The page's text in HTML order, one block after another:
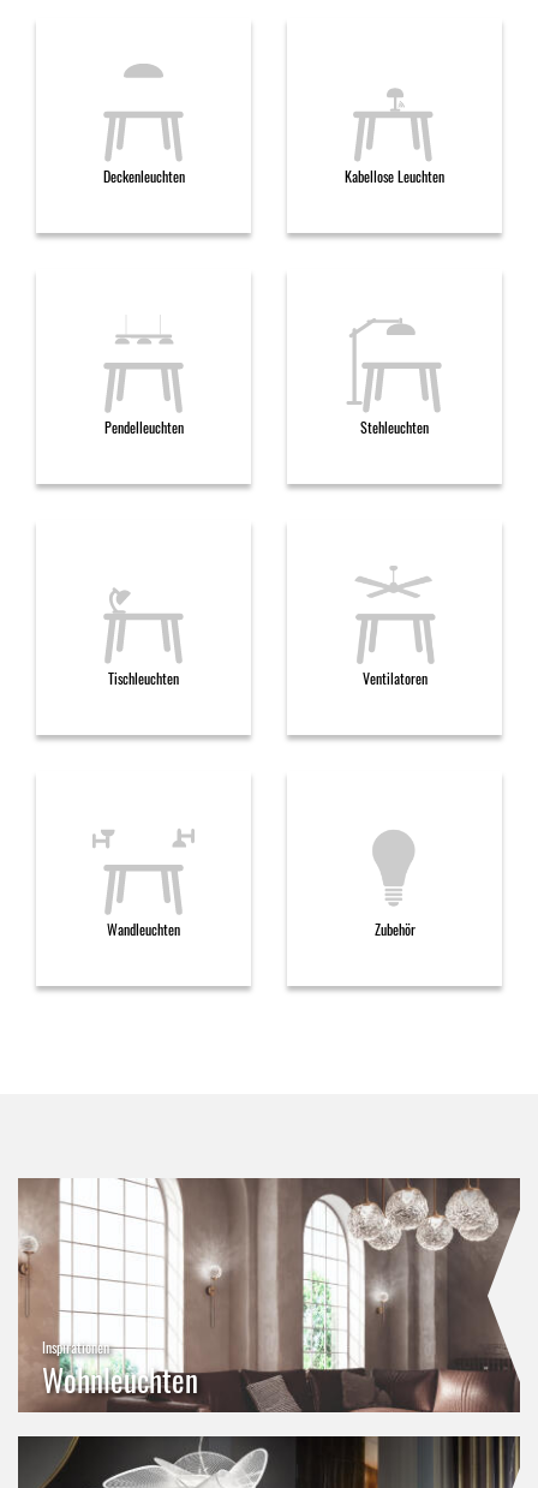
Deckenleuchten Kabellose Leuchten
Pendelleuchten Stehleuchten
Tischleuchten Ventilatoren
Wandleuchten Zubehör
Inspirationen
Wohnleuchten